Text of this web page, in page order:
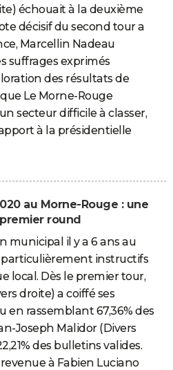
échouait à la deuxième
décisif du second tour a
Marcellin Nadeau
suffrages exprimés
des résultats de
Le Morne-Rouge
secteur difficile à classer,
à la présidentielle
au Morne-Rouge : une
round
municipal il y a 6 ans au
particulièrement instructifs
local. Dès le premier tour,
droite) a coiffé ses
en rassemblant 67,36% des
Joseph Malidor (Divers
des bulletins valides.
à Fabien Luciano